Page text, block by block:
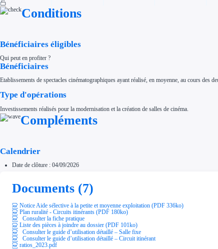
Aides Région Guyane
Aides Région Martinique
Couvertures
Contactez-nous
Conditions
Bénéficiaires éligibles
Qui peut en profiter ?
Bénéficiaires
Etablissements de spectacles cinématographiques ayant réalisé, en moyenne, au cours des
Type d'opérations
Investissements réalisés pour la modernisation et la création de salles de cinéma.
Compléments
Calendrier
Date de clôture : 04/09/2026
Documents (7)
Notice Aide sélective à la petite et moyenne exploitation (PDF 336ko)
Plan ruralité - Circuits itinérants (PDF 180ko)
Consulter la fiche pratique
Liste des pièces à joindre au dossier (PDF 101ko)
Consulter le guide d’utilisation détaillé – Salle fixe
Consulter le guide d’utilisation détaillé – Circuit itinérant
ratios_2023.pdf